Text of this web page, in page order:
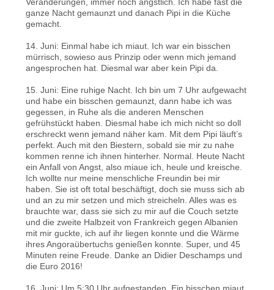
ganze Nacht gemaunzt und danach Pipi in die Küche
gemacht.
14. Juni: Einmal habe ich miaut. Ich war ein bisschen
mürrisch, sowieso aus Prinzip oder wenn mich jemand
angesprochen hat. Diesmal war aber kein Pipi da.
15. Juni: Eine ruhige Nacht. Ich bin um 7 Uhr aufgewacht
und habe ein bisschen gemaunzt, dann habe ich was
gegessen, in Ruhe als die anderen Menschen
gefrühstückt haben. Diesmal habe ich mich nicht so doll
erschreckt wenn jemand näher kam. Mit dem Pipi läuft’s
perfekt. Auch mit den Biestern, sobald sie mir zu nahe
kommen renne ich ihnen hinterher. Normal. Heute Nacht
ein Anfall von Angst, also miaue ich, heule und kreische.
Ich wollte nur meine menschliche Freundin bei mir
haben. Sie ist oft total beschäftigt, doch sie muss sich ab
und an zu mir setzen und mich streicheln. Alles was es
brauchte war, dass sie sich zu mir auf die Couch setzte
und die zweite Halbzeit von Frankreich gegen Albanien
mit mir guckte, ich auf ihr liegen konnte und die Wärme
ihres Angoraübertuchs genießen konnte. Super, und 45
Minuten reine Freude. Danke an Didier Deschamps und
die Euro 2016!
16. Juni: Um 5:30 Uhr aufgestanden. Ein bisschen miaut.